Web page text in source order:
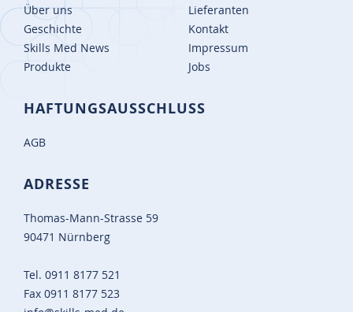
Über uns
Geschichte
Skills Med News
Produkte
Lieferanten
Kontakt
Impressum
Jobs
HAFTUNGSAUSSCHLUSS
AGB
ADRESSE
Thomas-Mann-Strasse 59
90471 Nürnberg
Tel. 0911 8177 521
Fax 0911 8177 523